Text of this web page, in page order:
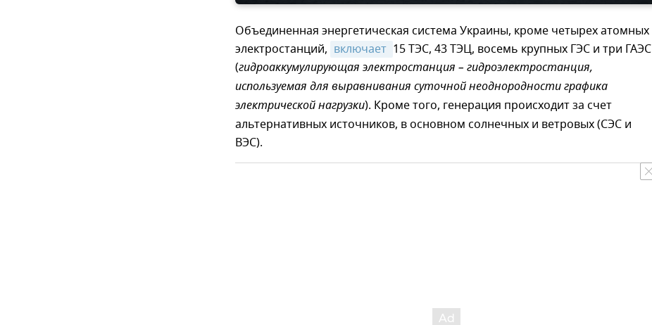
Объединенная энергетическая система Украины, кроме четырех атомных
электростанций, включает 15 ТЭС, 43 ТЭЦ, восемь крупных ГЭС и три ГАЭС
(гидроаккумулирующая электростанция – гидроэлектростанция,
используемая для выравнивания суточной неоднородности графика
электрической нагрузки). Кроме того, генерация происходит за счет
альтернативных источников, в основном солнечных и ветровых (СЭС и
ВЭС).